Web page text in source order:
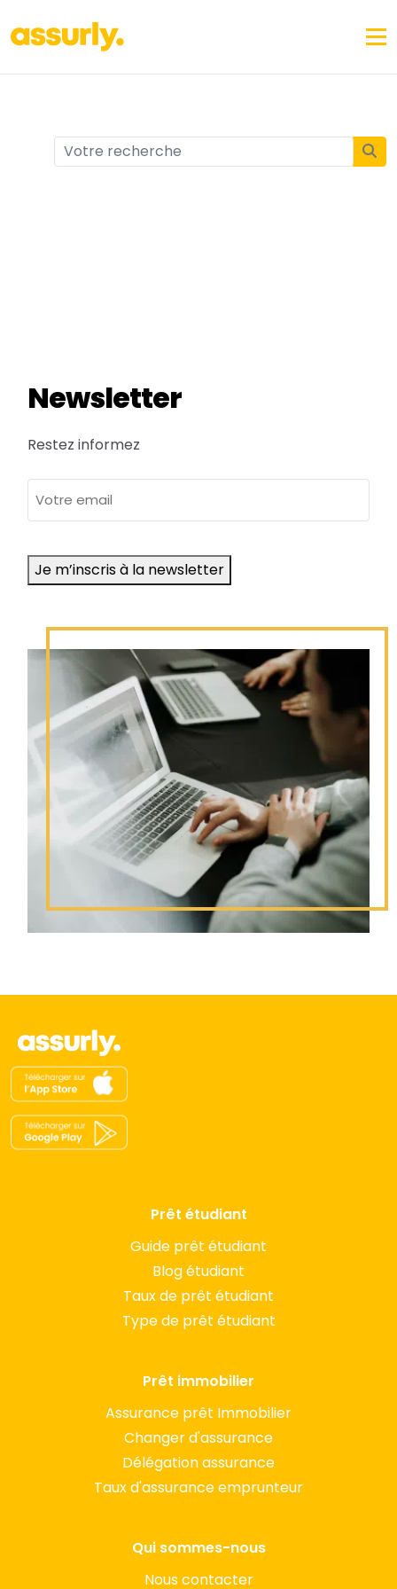
Newsletter
Restez informez
e-
Je m’inscris à la newsletter
Prêt étudiant
Guide prêt étudiant
Blog étudiant
Taux de prêt étudiant
Type de prêt étudiant
Prêt immobilier
Assurance prêt Immobilier
Changer d'assurance
Délégation assurance
Taux d'assurance emprunteur
Qui sommes-nous
Nous contacter